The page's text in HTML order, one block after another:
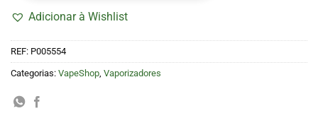
Adicionar à Wishlist
REF: P005554
Categorias: VapeShop Vaporizadores